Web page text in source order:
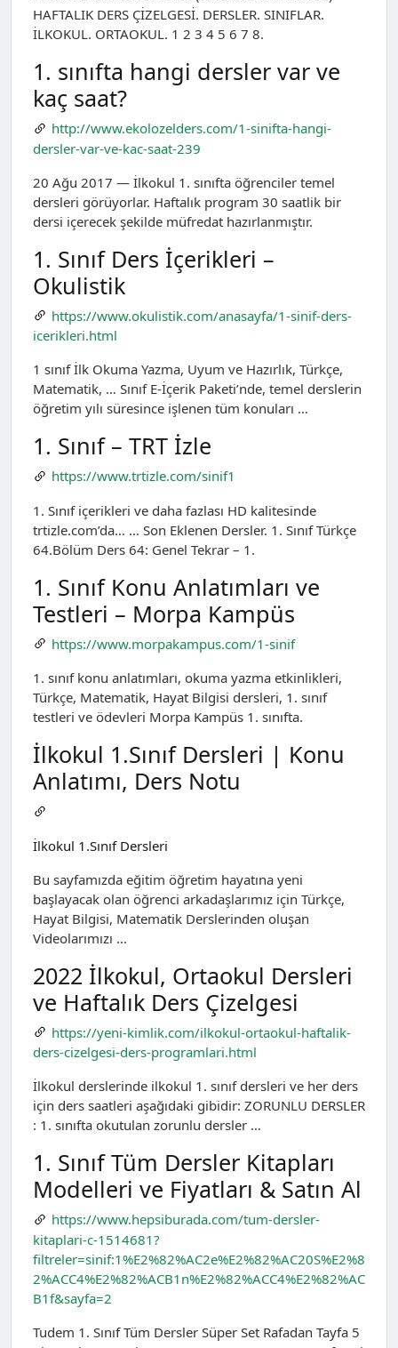
HAFTALIK DERS ÇİZELGESİ. DERSLER. SINIFLAR.
İLKOKUL. ORTAOKUL. 1 2 3 4 5 6 7 8.
1. sınıfta hangi dersler var ve
kaç saat?
http://www.ekolozelders.com/1-sinifta-hangi-
dersler-var-ve-kac-saat-239
20 Ağu 2017 — İlkokul 1. sınıfta öğrenciler temel
dersleri görüyorlar. Haftalık program 30 saatlik bir
dersi içerecek şekilde müfredat hazırlanmıştır.
1. Sınıf Ders İçerikleri –
Okulistik
https://www.okulistik.com/anasayfa/1-sinif-ders-
icerikleri.html
1 sınıf İlk Okuma Yazma, Uyum ve Hazırlık, Türkçe,
Matematik, … Sınıf E-İçerik Paketi’nde, temel derslerin
öğretim yılı süresince işlenen tüm konuları …
1. Sınıf – TRT İzle
https://www.trtizle.com/sinif1
1. Sınıf içerikleri ve daha fazlası HD kalitesinde
trtizle.com’da… … Son Eklenen Dersler. 1. Sınıf Türkçe
64.Bölüm Ders 64: Genel Tekrar – 1.
1. Sınıf Konu Anlatımları ve
Testleri – Morpa Kampüs
https://www.morpakampus.com/1-sinif
1. sınıf konu anlatımları, okuma yazma etkinlikleri,
Türkçe, Matematik, Hayat Bilgisi dersleri, 1. sınıf
testleri ve ödevleri Morpa Kampüs 1. sınıfta.
İlkokul 1.Sınıf Dersleri | Konu
Anlatımı, Ders Notu
İlkokul 1.Sınıf Dersleri
Bu sayfamızda eğitim öğretim hayatına yeni
başlayacak olan öğrenci arkadaşlarımız için Türkçe,
Hayat Bilgisi, Matematik Derslerinden oluşan
Videolarımızı …
2022 İlkokul, Ortaokul Dersleri
ve Haftalık Ders Çizelgesi
https://yeni-kimlik.com/ilkokul-ortaokul-haftalik-
ders-cizelgesi-ders-programlari.html
İlkokul derslerinde ilkokul 1. sınıf dersleri ve her ders
için ders saatleri aşağıdaki gibidir: ZORUNLU DERSLER
: 1. sınıfta okutulan zorunlu dersler …
1. Sınıf Tüm Dersler Kitapları
Modelleri ve Fiyatları & Satın Al
https://www.hepsiburada.com/tum-dersler-
kitaplari-c-1514681?
filtreler=sinif:1%E2%82%AC2e%E2%82%AC20S%E2%8
2%ACC4%E2%82%ACB1n%E2%82%ACC4%E2%82%AC
B1f&sayfa=2
Tudem 1. Sınıf Tüm Dersler Süper Set Rafadan Tayfa 5